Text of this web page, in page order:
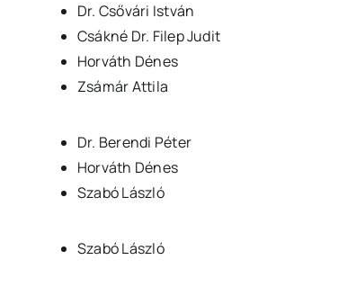
Dr. Csővári István
Csákné Dr. Filep Judit
Horváth Dénes
Zsámár Attila
Dr. Berendi Péter
Horváth Dénes
Szabó László
Szabó László